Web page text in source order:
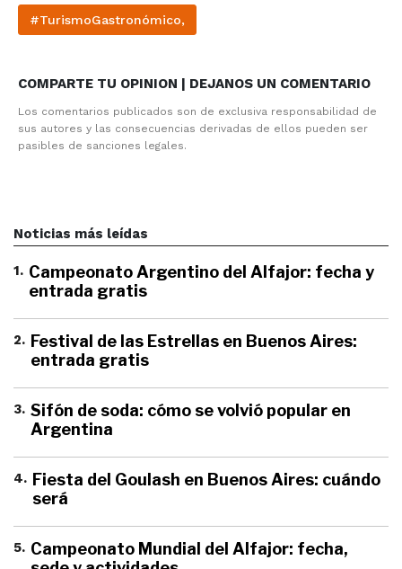
#TurismoGastronómico,
COMPARTE TU OPINION | DEJANOS UN COMENTARIO
Los comentarios publicados son de exclusiva responsabilidad de
sus autores y las consecuencias derivadas de ellos pueden ser
pasibles de sanciones legales.
Noticias más leídas
1. Campeonato Argentino del Alfajor: fecha y
entrada gratis
2. Festival de las Estrellas en Buenos Aires:
entrada gratis
3. Sifón de soda: cómo se volvió popular en
Argentina
4. Fiesta del Goulash en Buenos Aires: cuándo
será
5. Campeonato Mundial del Alfajor: fecha,